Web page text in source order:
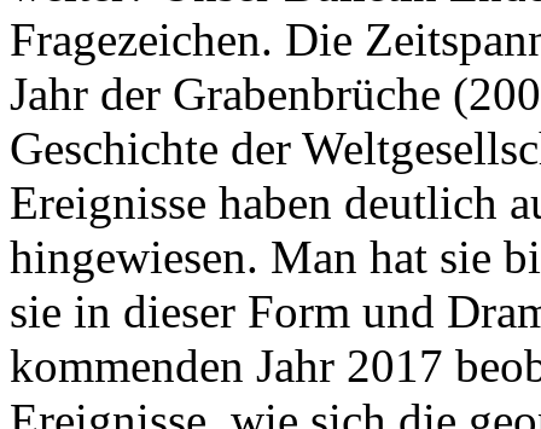
Fragezeichen. Die
Jahr der Grabenbrüche
Geschichte der
Ereignisse haben deutlich
hingewiesen. Man hat sie
sie in dieser Form und
kommenden Jahr 2017